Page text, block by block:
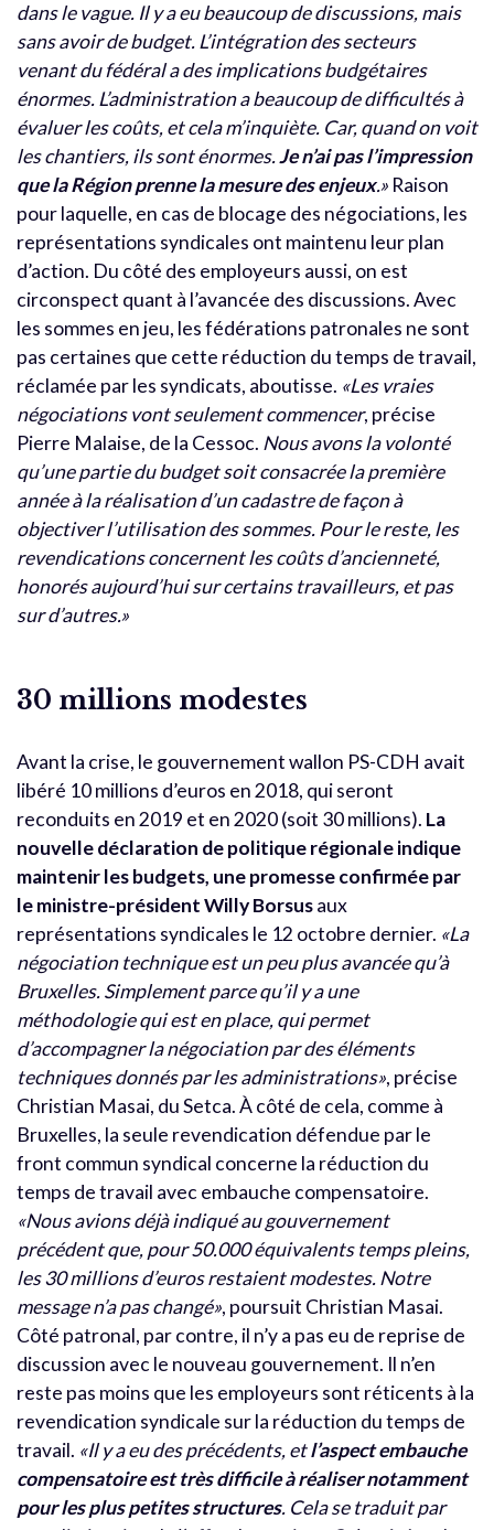
dans le vague. Il y a eu beaucoup de discussions, mais
sans avoir de budget. L’intégration des secteurs
venant du fédéral a des implications budgétaires
énormes. L’administration a beaucoup de difficultés à
évaluer les coûts, et cela m’inquiète. Car, quand on voit
les chantiers, ils sont énormes.Je n’ai pas l’impression
que la Région prenne la mesure des enjeux.» Raison
pour laquelle, en cas de blocage des négociations, les
représentations syndicales ont maintenu leur plan
d’action. Du côté des employeurs aussi, on est
circonspect quant à l’avancée des discussions. Avec
les sommes en jeu, les fédérations patronales ne sont
pas certaines que cette réduction du temps de travail,
réclamée par les syndicats, aboutisse. «Les vraies
négociations vont seulement commencer, précise
Pierre Malaise, de la Cessoc. Nous avons la volonté
qu’une partie du budget soit consacrée la première
année à la réalisation d’un cadastre de façon à
objectiver l’utilisation des sommes. Pour le reste, les
revendications concernent les coûts d’ancienneté,
honorés aujourd’hui sur certains travailleurs, et pas
sur d’autres.»
30 millions modestes
Avant la crise, le gouvernement wallon PS-CDH avait
libéré 10 millions d’euros en 2018, qui seront
reconduits en 2019 et en 2020 (soit 30 millions). La
nouvelle déclaration de politique régionale indique
maintenir les budgets, une promesse confirmée par
le ministre-président Willy Borsusaux
représentations syndicales le 12 octobre dernier. «La
négociation technique est un peu plus avancée qu’à
Bruxelles. Simplement parce qu’il y a une
méthodologie qui est en place, qui permet
d’accompagner la négociation par des éléments
techniques donnés par les administrations», précise
Christian Masai, du Setca. À côté de cela, comme à
Bruxelles, la seule revendication défendue par le
front commun syndical concerne la réduction du
temps de travail avec embauche compensatoire.
«Nous avions déjà indiqué au gouvernement
précédent que, pour 50.000 équivalents temps pleins,
les 30 millions d’euros restaient modestes. Notre
message n’a pas changé», poursuit Christian Masai.
Côté patronal, par contre, il n’y a pas eu de reprise de
discussion avec le nouveau gouvernement. Il n’en
reste pas moins que les employeurs sont réticents à la
revendication syndicale sur la réduction du temps de
travail. «Il y a eu des précédents, etl’aspect embauche
compensatoire est très difficile à réaliser notamment
pour les plus petites structures. Cela se traduit par